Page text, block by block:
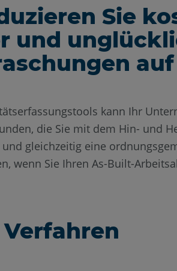
Sie
und
kann Ihr
die Sie mit dem Hin- und
und gleichzeitig eine
wenn Sie Ihren As-Built-